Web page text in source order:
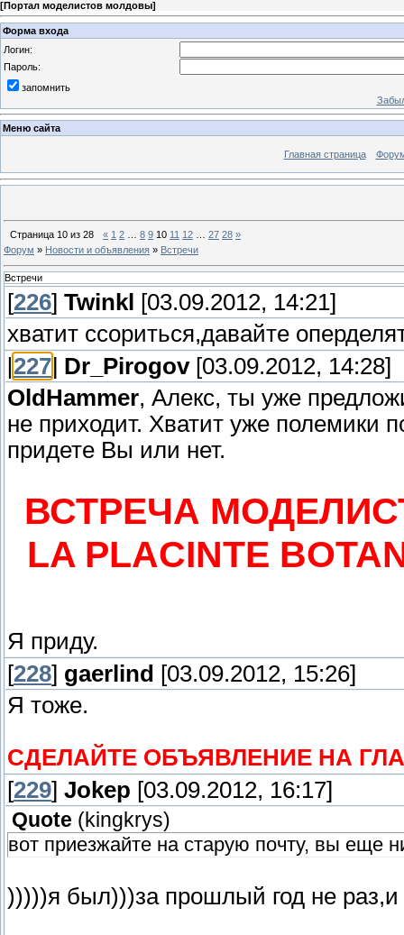
[Портал моделистов молдовы]
Форма входа
Логин:
Пароль:
запомнить
Меню сайта
Главная страница
Страница 10 из 28 « 1 2 8 9 10 11 12 27 28 »
Форум » Новости и объявления » Встречи
Встречи
[226] Twinkl
[03.09.2012, 14:21]
хватит ссориться,давайте
227] Dr_Pirogov[03.09.2012, 14:28]
OldHammer, Алекс, ты уже
не приходит. Хватит уже полемики
придете Вы или нет.
ВСТРЕЧА
LA PLACINTE
Я приду.
[228] gaerlind [03.09.2012, 15:26]
Я тоже.
СДЕЛАЙТЕ ОБЪЯВЛЕНИЕ НА
[229] Jokep [03.09.2012, 16:17]
Quote (kingkrys)
вот приезжайте на старую почту, вы еще
)))))я был)))за прошлый год не